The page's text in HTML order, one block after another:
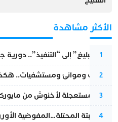
الأكثر مشاهدة
1
من “التبليغ” إلى “التنفيذ”..
2
قطارات وموانئ ومستشفيات.. هكذا يرسم قانون
3
عودة مستعجلة لأخنوش من
4
أزمة سبتة المحتلة…المفوضية